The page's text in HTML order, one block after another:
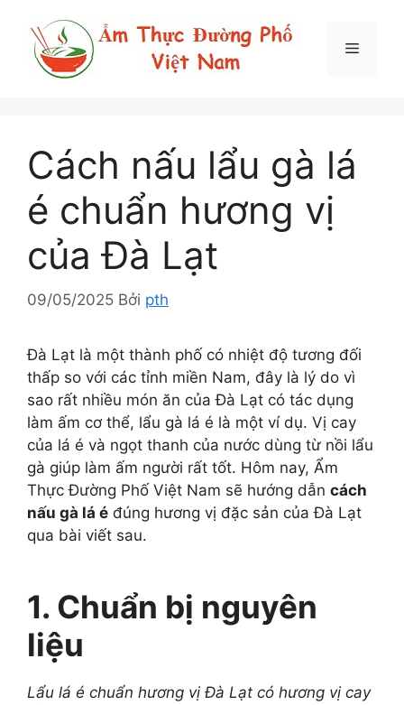
Menu
Cách nấu lẩu gà lá
é chuẩn hương vị
của Đà Lạt
09/05/2025 Bởi pth
Đà Lạt là một thành phố có nhiệt độ tương đối
thấp so với các tỉnh miền Nam, đây là lý do vì
sao rất nhiều món ăn của Đà Lạt có tác dụng
làm ấm cơ thể, lẩu gà lá é là một ví dụ. Vị cay
của lá é và ngọt thanh của nước dùng từ nồi lẩu
gà giúp làm ấm người rất tốt. Hôm nay, Ẩm
Thực Đường Phố Việt Nam sẽ hướng dẫn cách
nấu gà lá é đúng hương vị đặc sản của Đà Lạt
qua bài viết sau.
1. Chuẩn bị nguyên
liệu
Lẩu lá é chuẩn hương vị Đà Lạt có hương vị cay